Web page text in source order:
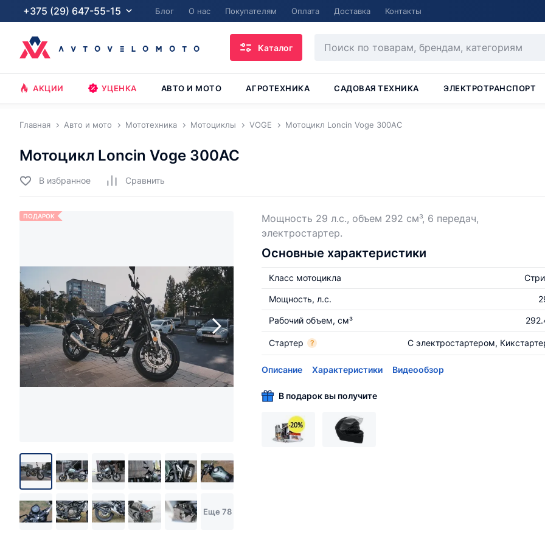
+375 (29) 647-55-15 Блог О нас Покупателям Оплата Доставка Контакты
Каталог
АКЦИИ УЦЕНКА АВТО И МОТО АГРОТЕХНИКА САДОВАЯ ТЕХНИКА ЭЛЕКТРОТРАНСПОРТ
Главная Авто и мото Мототехника Мотоциклы VOGE Мотоцикл Loncin Voge 300AC
Мотоцикл Loncin Voge 300AC
В избранное Cравнить
ПОДАРОК
Еще 78
Мощность 29 л.с., объем 292 см³, 6 передач,
электростартер.
Основные характеристики
Класс мотоцикла
Мощность, л.с.
Рабочий объем, см³
Стартер ? С электростартером,
Описание Характеристики Видеообзор
В подарок вы получите